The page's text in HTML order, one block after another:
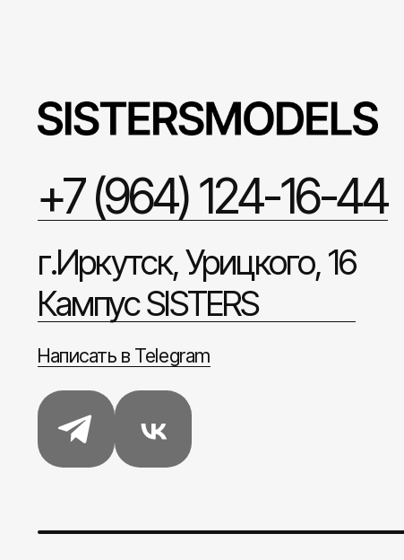
+7 (964) 124-16-44
г.Иркутск, Урицкого, 16
Кампус SISTERS
Написать в Telegram